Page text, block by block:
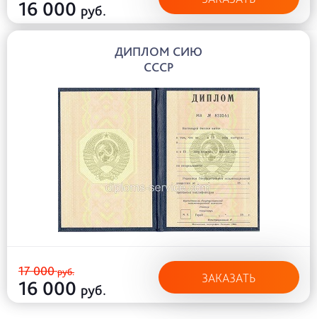
16 000 руб.
ДИПЛОМ СИЮ
СССР
17 000руб.
16 000 руб.
ЗАКАЗАТЬ